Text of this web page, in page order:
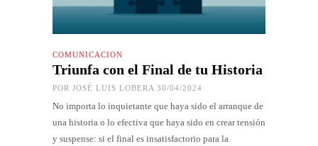
COMUNICACIÓN
Triunfa con el Final de tu Historia
POR JOSÉ LUIS LOBERA 30/04/2024
No importa lo inquietante que haya sido el arranque de
una historia o lo efectiva que haya sido en crear tensión
y suspense: si el final es insatisfactorio para la